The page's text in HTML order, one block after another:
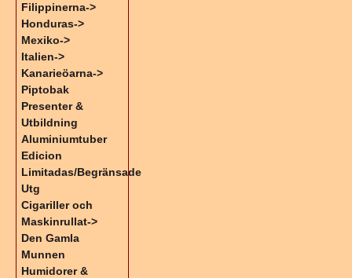
Filippinerna->
Honduras->
Mexiko->
Italien->
Kanarieöarna->
Piptobak
Presenter &
Utbildning
Aluminiumtuber
Edicion
Limitadas/Begränsade
Utg
Cigariller och
Maskinrullat->
Den Gamla
Munnen
Humidorer &